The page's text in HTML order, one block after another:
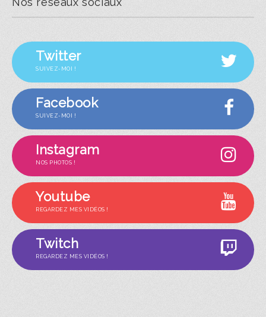
Twitter
SUIVEZ-MOI !
Facebook
SUIVEZ-MOI !
Instagram
NOS PHOTOS !
Youtube
REGARDEZ MES VIDÉOS !
Twitch
REGARDEZ MES VIDÉOS !